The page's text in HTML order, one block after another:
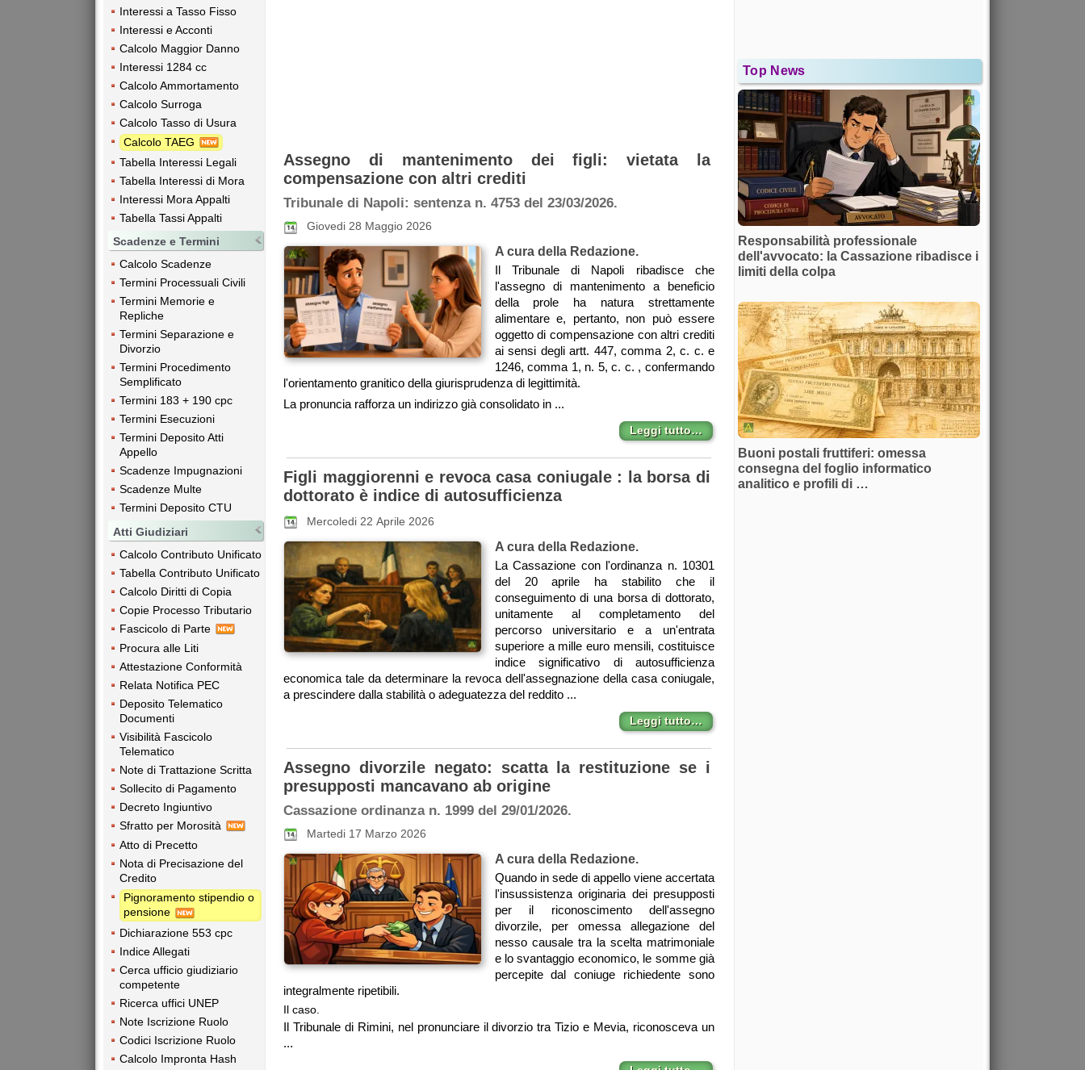
Interessi a Tasso Fisso
Interessi e Acconti
Calcolo Maggior Danno
Interessi 1284 cc
Calcolo Ammortamento
Calcolo Surroga
Calcolo Tasso di Usura
Calcolo TAEG
Tabella Interessi Legali
Tabella Interessi di Mora
Interessi Mora Appalti
Tabella Tassi Appalti
Scadenze e Termini
Calcolo Scadenze
Termini Processuali Civili
Termini Memorie e
Repliche
Termini Separazione e
Divorzio
Termini Procedimento
Semplificato
Termini 183 + 190 cpc
Termini Esecuzioni
Termini Deposito Atti
Appello
Scadenze Impugnazioni
Scadenze Multe
Termini Deposito CTU
Atti Giudiziari
Calcolo Contributo Unificato
Tabella Contributo Unificato
Calcolo Diritti di Copia
Copie Processo Tributario
Fascicolo di Parte
Procura alle Liti
Attestazione Conformità
Relata Notifica PEC
Deposito Telematico
Documenti
Visibilità Fascicolo
Telematico
Note di Trattazione Scritta
Sollecito di Pagamento
Decreto Ingiuntivo
Sfratto per Morosità
Atto di Precetto
Nota di Precisazione del
Credito
Pignoramento stipendio o
pensione
Dichiarazione 553 cpc
Indice Allegati
Cerca ufficio giudiziario
competente
Ricerca uffici UNEP
Note Iscrizione Ruolo
Codici Iscrizione Ruolo
Calcolo Impronta Hash
Assegno di mantenimento dei figli: vietata la
compensazione con altri crediti
Tribunale di Napoli: sentenza n. 4753 del 23/03/2026.
Giovedi 28 Maggio 2026
A cura della Redazione.
Il Tribunale di Napoli ribadisce che
l'assegno di mantenimento a beneficio
della prole ha natura strettamente
alimentare e, pertanto, non può essere
oggetto di compensazione con altri crediti
ai sensi degli artt. 447, comma 2, c. c. e
1246, comma 1, n. 5, c. c. , confermando
l'orientamento granitico della giurisprudenza di legittimità.
La pronuncia rafforza un indirizzo già consolidato in ...
Leggi tutto…
Figli maggiorenni e revoca casa coniugale : la borsa di
dottorato è indice di autosufficienza
Mercoledi 22 Aprile 2026
A cura della Redazione.
La Cassazione con l'ordinanza n. 10301
del 20 aprile ha stabilito che il
conseguimento di una borsa di dottorato,
unitamente al completamento del
percorso universitario e a un'entrata
superiore a mille euro mensili, costituisce
indice significativo di autosufficienza
economica tale da determinare la revoca dell'assegnazione della casa coniugale,
a prescindere dalla stabilità o adeguatezza del reddito ...
Leggi tutto…
Assegno divorzile negato: scatta la restituzione se i
presupposti mancavano ab origine
Cassazione ordinanza n. 1999 del 29/01/2026.
Martedi 17 Marzo 2026
A cura della Redazione.
Quando in sede di appello viene accertata
l'insussistenza originaria dei presupposti
per il riconoscimento dell'assegno
divorzile, per omessa allegazione del
nesso causale tra la scelta matrimoniale
e lo svantaggio economico, le somme già
percepite dal coniuge richiedente sono
integralmente ripetibili.
Il caso.
Il Tribunale di Rimini, nel pronunciare il divorzio tra Tizio e Mevia, riconosceva un
...
Top News
Responsabilità professionale
dell'avvocato: la Cassazione ribadisce i
limiti della colpa
Buoni postali fruttiferi: omessa
consegna del foglio informatico
analitico e profili di …